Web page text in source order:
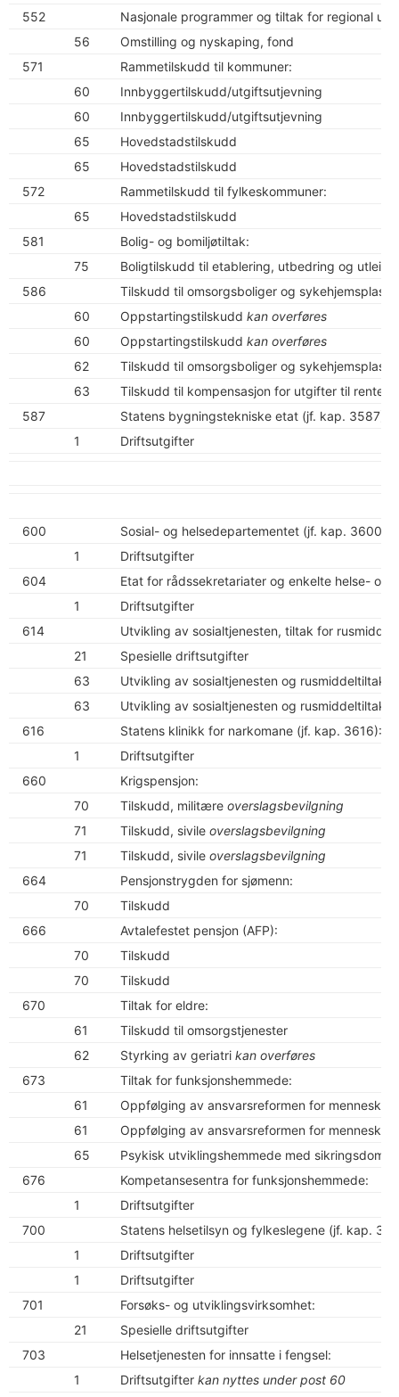
552
Nasjonale programmer og tiltak for regional
56
Omstilling og nyskaping, fond
571
Rammetilskudd til kommuner:
60
Innbyggertilskudd/utgiftsutjevning
60
Innbyggertilskudd/utgiftsutjevning
65
Hovedstadstilskudd
65
Hovedstadstilskudd
572
Rammetilskudd til fylkeskommuner:
65
Hovedstadstilskudd
581
Bolig- og bomiljøtiltak:
75
Boligtilskudd til etablering, utbedring og
586
Tilskudd til omsorgsboliger og
60
Oppstartingstilskudd kan overføres
60
Oppstartingstilskudd kan overføres
62
Tilskudd til omsorgsboliger og
63
Tilskudd til kompensasjon for utgifter til renter
587
Statens bygningstekniske etat (jf. kap. 3587):
1
Driftsutgifter
600
Sosial- og helsedepartementet (jf. kap. 3600):
1
Driftsutgifter
604
Etat for rådssekretariater og enkelte helse-
1
Driftsutgifter
614
Utvikling av sosialtjenesten, tiltak for
21
Spesielle driftsutgifter
63
Utvikling av sosialtjenesten og rusmiddeltiltak
63
Utvikling av sosialtjenesten og rusmiddeltiltak
616
Statens klinikk for narkomane (jf. kap. 3616):
1
Driftsutgifter
660
Krigspensjon:
70
Tilskudd, militære overslagsbevilgning
71
Tilskudd, sivile overslagsbevilgning
71
Tilskudd, sivile overslagsbevilgning
664
Pensjonstrygden for sjømenn:
70
Tilskudd
666
Avtalefestet pensjon (AFP):
70
Tilskudd
70
Tilskudd
670
Tiltak for eldre:
61
Tilskudd til omsorgstjenester
62
Styrking av geriatri kan overføres
673
Tiltak for funksjonshemmede:
61
Oppfølging av ansvarsreformen for
61
Oppfølging av ansvarsreformen for
65
Psykisk utviklingshemmede med sikringsdom
676
Kompetansesentra for funksjonshemmede:
1
Driftsutgifter
700
Statens helsetilsyn og fylkeslegene (jf. kap.
1
Driftsutgifter
1
Driftsutgifter
701
Forsøks- og utviklingsvirksomhet:
21
Spesielle driftsutgifter
703
Helsetjenesten for innsatte i fengsel:
1
Driftsutgifter kan nyttes under post 60